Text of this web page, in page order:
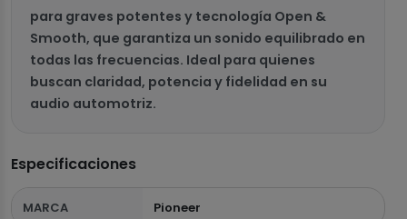
para graves potentes y tecnología Open &
Smooth, que garantiza un sonido equilibrado en
todas las frecuencias. Ideal para quienes
buscan claridad, potencia y fidelidad en su
audio automotriz.
Especificaciones
MARCA Pioneer